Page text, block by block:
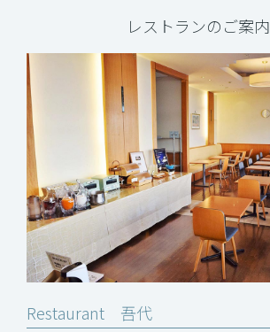
レストランのご案内
Restaurant 吾代